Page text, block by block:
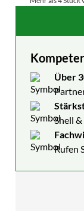
Über
Shell
Rufen